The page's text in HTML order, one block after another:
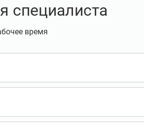
специалиста
время